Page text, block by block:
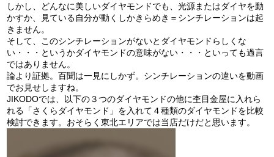
しかし、どんなに美しいダイヤモンドでも、光源またはダイヤを動
かすか、見ている自分が動くしかきらめき＝シンチレーションは起
きません。
そして、このシンチレーションがないとダイヤモンドらしくな
い・・・というかダイヤモンドの意味がない・・・といっても過言
ではありません。
論より証拠。百聞は一見にしかず。シンチレーションの違いを動画
でお見せしますね。
JIKODOでは、以下の３つのダイヤモンドの他に杢目金屋に入れら
れる「さくらダイヤモンド」を入れて４種類のダイヤモンドを比較
検討できます。おそらく東北エリアでは当店だけだと思います。